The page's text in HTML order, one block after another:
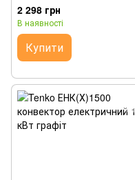
2 298 грн
В наявності
Купити